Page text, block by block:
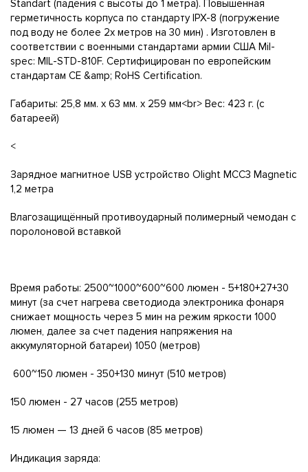
Standart (падения с высоты до 1 метра). Повышенная
герметичность корпуса по стандарту IPX-8 (погружение
под воду не более 2х метров на 30 мин) . Изготовлен в
соответствии с военными стандартами армии США Mil-
spec: MIL-STD-810F. Сертифицирован по европейским
стандартам CE &amp; RoHS Certification.
Габариты: 25,8 мм. x 63 мм. x 259 мм<br> Вес: 423 г. (с
батареей)
<
Зарядное магнитное USB устройство Olight MCC3 Magnetic
1,2 метра
Влагозащищённый противоударный полимерный чемодан с
поролоновой вставкой
Время работы: 2500~1000~600~600 люмен - 5+180+27+30
минут (за счет нагрева светодиода электроника фонаря
снижает мощность через 5 мин на режим яркости 1000
люмен, далее за счет падения напряжения на
аккумуляторной батареи) 1050 (метров)
600~150 люмен - 350+130 минут (510 метров)
150 люмен - 27 часов (255 метров)
15 люмен — 13 дней 6 часов (85 метров)
Индикация заряда: